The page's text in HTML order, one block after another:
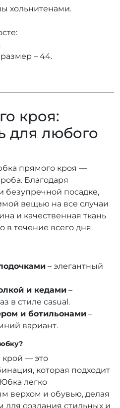
кроя:
для любого
прямого кроя —
Благодаря
безупречной посадке,
вещью на все случаи
и качественная ткань
в течение всего дня.
– элегантный
и кедами –
в стиле casual.
и ботильонами –
вариант.
— это
которая подходит
легко
верхом и обувью, делая
создания стильных и
хольнитенами.
– 44.